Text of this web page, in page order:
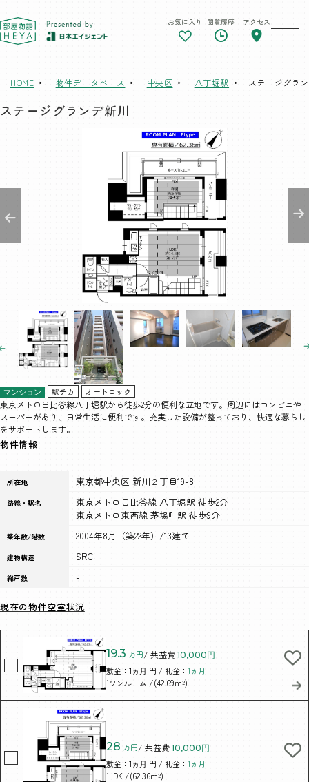
東京 部屋物語 お気に入り 閲覧履歴 アクセス
HOME 物件データベース 中央区 八丁堀駅 ステージグラ
ステージグランデ新川
マンション 駅チカ オートロック
東京メトロ日比谷線八丁堀駅から徒歩2分の便利な立地です。周辺にはコンビニや
スーパーがあり、日常生活に便利です。充実した設備が整っており、快適な暮らし
をサポートします。
物件情報
所在地 東京都中央区 新川２丁目19-8
路線・駅名
東京メトロ日比谷線 八丁堀駅 徒歩2分
東京メトロ東西線 茅場町駅 徒歩9分
築年数/階数 2004年8月（築22年）/13建て
建物構造 SRC
総戸数 -
現在の物件空室状況
19.3 万円/ 共益費 10,000円
敷金：1ヵ月 円 / 礼金：1ヵ月
1ワンルーム /(42.69m²)
28 万円/ 共益費 10,000円
敷金：1ヵ月 円 / 礼金：1ヵ月
1LDK /(62.36m²)